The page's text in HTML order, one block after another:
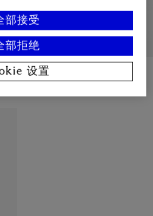
格纹压花公文包
¥18,900.00
部拒绝
部接受
设置